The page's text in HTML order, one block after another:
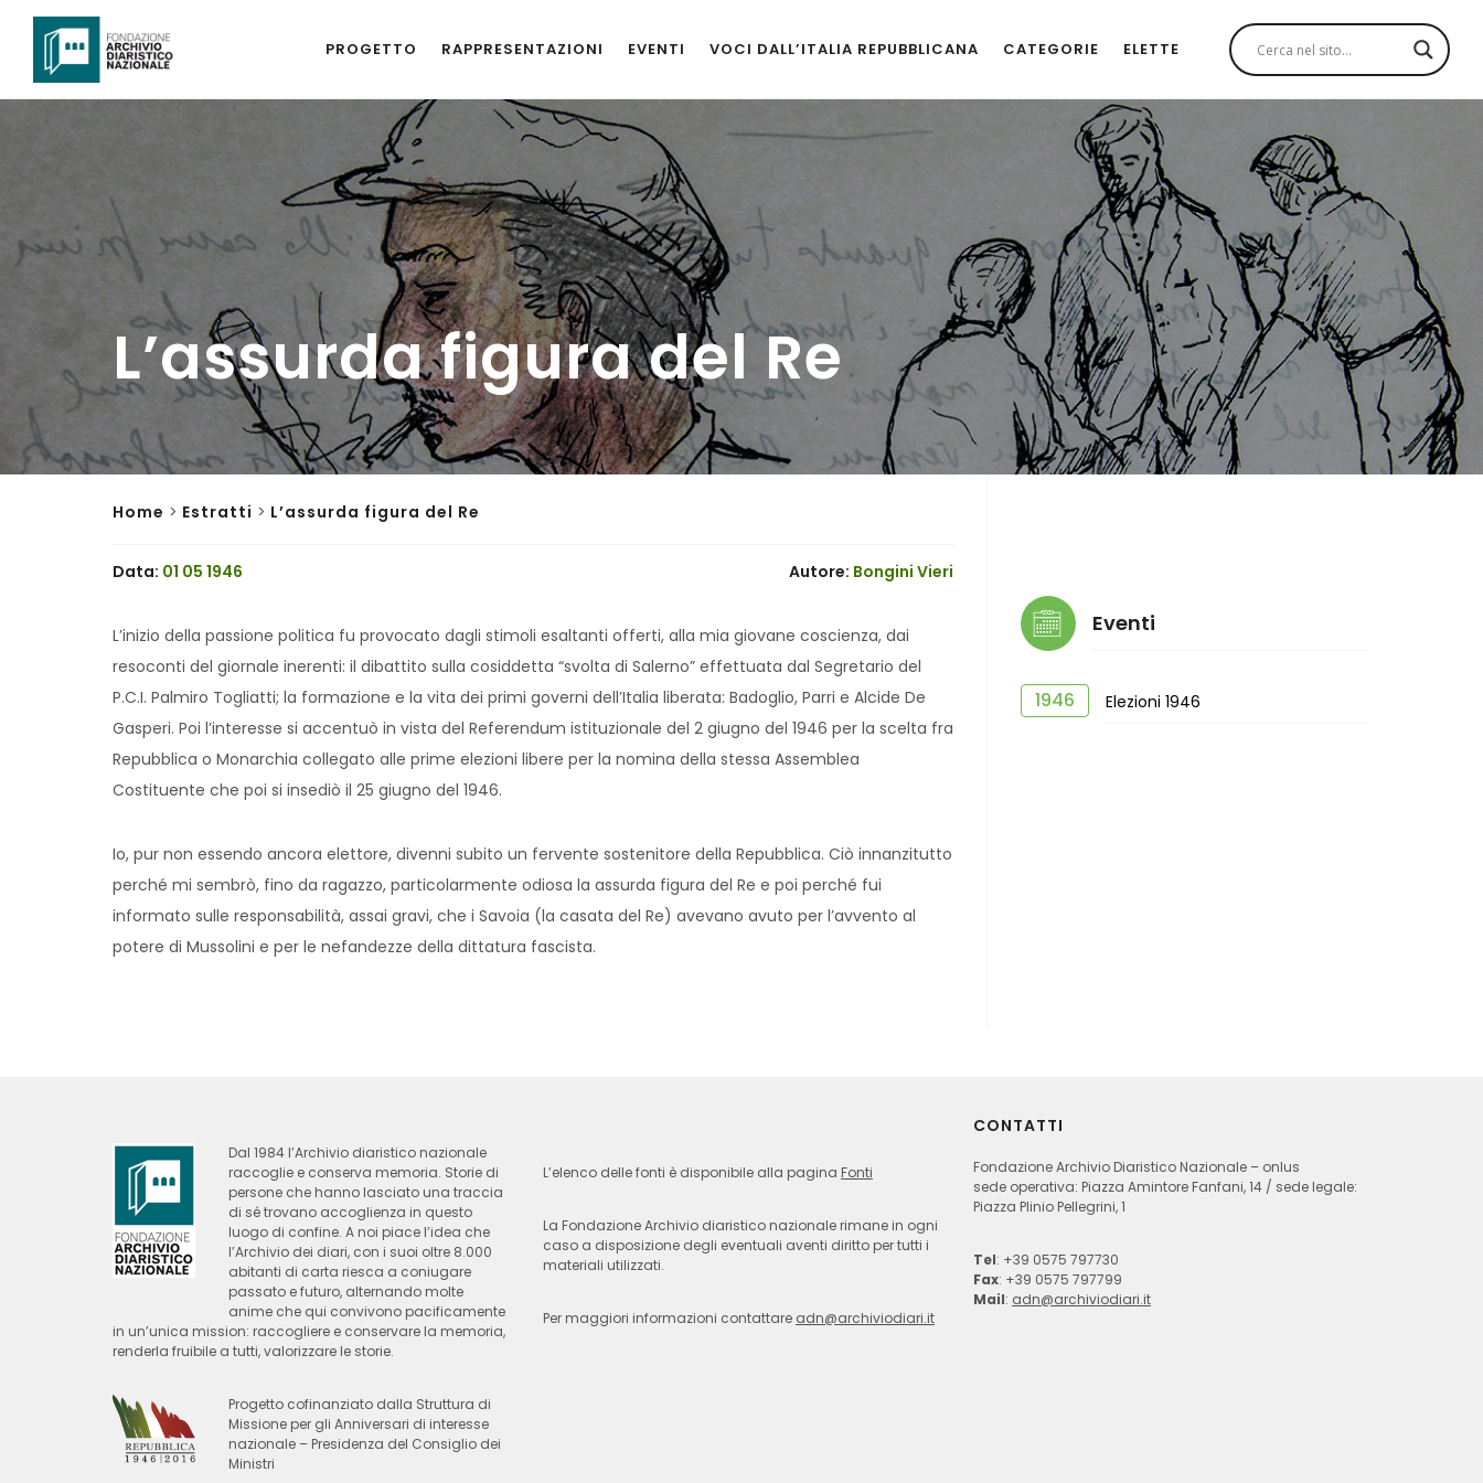
PROGETTO RAPPRESENTAZIONI EVENTI VOCI DALL’ITALIA REPUBBLICANA CATEGORIE ELETTE
L’assurda figura del Re
Home > Estratti > L’assurda figura del Re
Data: 01 05 1946 Autore: Bongini Vieri
L’inizio della passione politica fu provocato dagli stimoli esaltanti offerti, alla mia giovane coscienza, dai
resoconti del giornale inerenti: il dibattito sulla cosiddetta “svolta di Salerno” effettuata dal Segretario del
P.C.I. Palmiro Togliatti; la formazione e la vita dei primi governi dell’Italia liberata: Badoglio, Parri e Alcide De
Gasperi. Poi l’interesse si accentuò in vista del Referendum istituzionale del 2 giugno del 1946 per la scelta fra
Repubblica o Monarchia collegato alle prime elezioni libere per la nomina della stessa Assemblea
Costituente che poi si insediò il 25 giugno del 1946.
Io, pur non essendo ancora elettore, divenni subito un fervente sostenitore della Repubblica. Ciò innanzitutto
perché mi sembrò, fino da ragazzo, particolarmente odiosa la assurda figura del Re e poi perché fui
informato sulle responsabilità, assai gravi, che i Savoia (la casata del Re) avevano avuto per l’avvento al
potere di Mussolini e per le nefandezze della dittatura fascista.
Eventi
1946 Elezioni 1946
Dal 1984 l’Archivio diaristico nazionale
raccoglie e conserva memoria. Storie di
persone che hanno lasciato una traccia
di sé trovano accoglienza in questo
luogo di confine. A noi piace l’idea che
l’Archivio dei diari, con i suoi oltre 8.000
abitanti di carta riesca a coniugare
passato e futuro, alternando molte
anime che qui convivono pacificamente
in un’unica mission: raccogliere e conservare la memoria,
renderla fruibile a tutti, valorizzare le storie.
Progetto cofinanziato dalla Struttura di
Missione per gli Anniversari di interesse
nazionale – Presidenza del Consiglio dei
Ministri
L’elenco delle fonti è disponibile alla pagina Fonti
La Fondazione Archivio diaristico nazionale rimane in ogni
caso a disposizione degli eventuali aventi diritto per tutti i
materiali utilizzati.
Per maggiori informazioni contattare adn@archiviodiari.it
CONTATTI
Fondazione Archivio Diaristico Nazionale – onlus
sede operativa: Piazza Amintore Fanfani, 14 / sede legale:
Piazza Plinio Pellegrini, 1
Tel: +39 0575 797730
Fax: +39 0575 797799
Mail: adn@archiviodiari.it